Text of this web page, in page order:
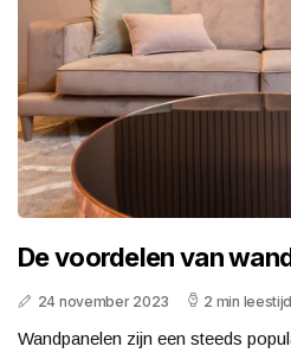
De voordelen van
24 november 2023 2 min leestijd
Wandpanelen zijn een steeds